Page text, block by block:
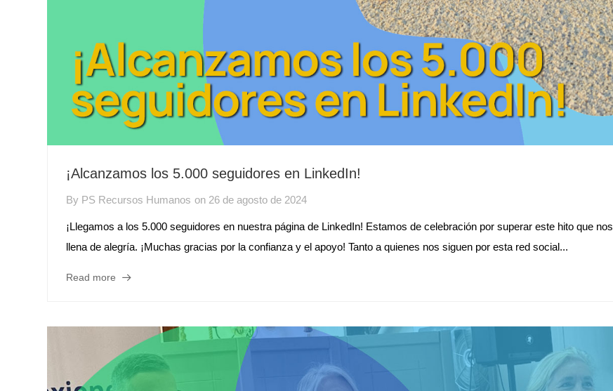
¡Alcanzamos los 5.000 seguidores en LinkedIn!
By PS Recursos Humanos on 26 de agosto de 2024
¡Llegamos a los 5.000 seguidores en nuestra página de LinkedIn! Estamos de celebración por superar este hito que nos
llena de alegría. ¡Muchas gracias por la confianza y el apoyo! Tanto a quienes nos siguen por esta red social...
Read more